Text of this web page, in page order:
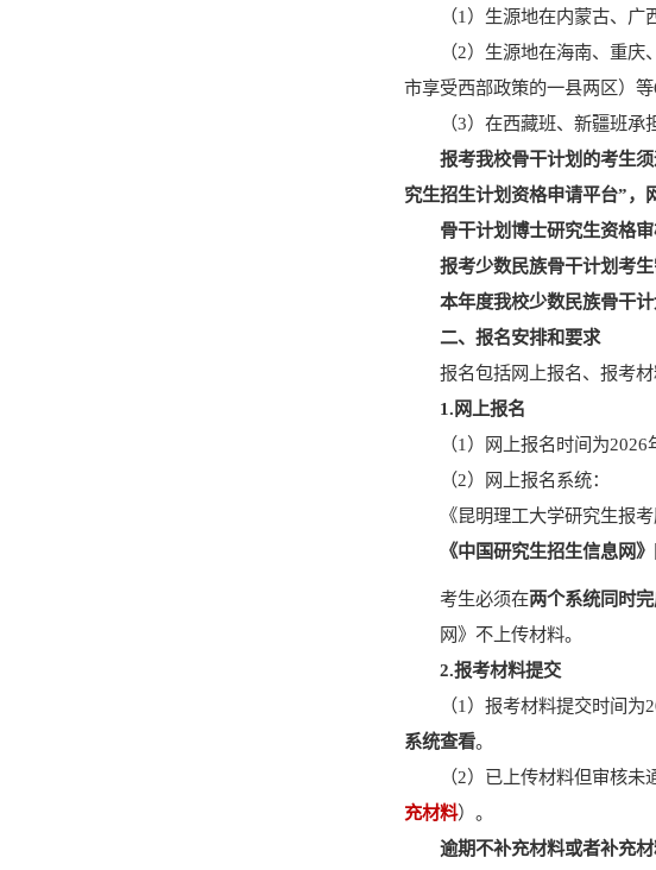
（1 ） 生源地在内蒙古、广
（2） 生源地在海南、重庆
市享受西部政策的一县两区）等
（3）在西藏班、新疆班承
报考我校骨干计划 的考生
究生招生计划资格申请平台”，
骨干计划博士研究生资格
报考少数民族骨干计划考
本年度我校少数民族骨干
二、报名安排和要求
报名包括网上报名、报考
1. 网上报名
（1 ）网上报名时间为2026
（2）网上报名系统：
《昆明理工大学研究生报
《中国研究生招生信息网》
考生必须在两个系统同时
网》不上传材料。
2.报考材料提交
（1 ）报考材料提交时间为
系统查看。
（2） 已 上传材料但审核未
充材料） 。
逾期不补充材料或者补充